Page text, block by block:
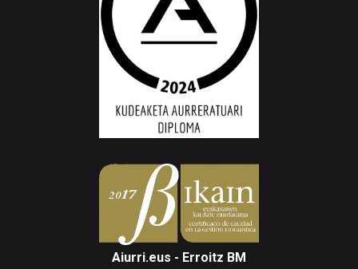
Aiurri.eus - Erroitz BM